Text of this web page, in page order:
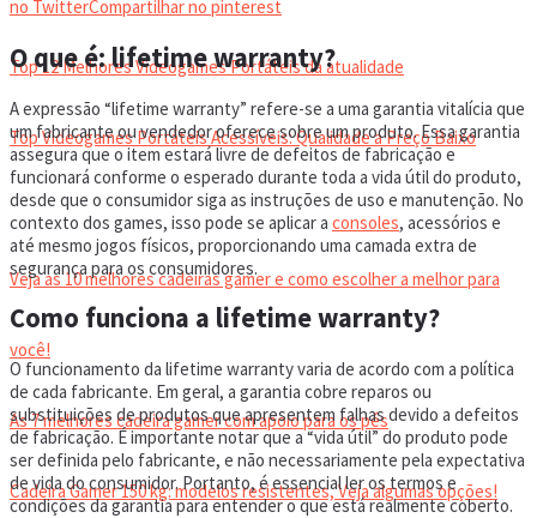
Top 12 Melhores Videogames Portáteis da atualidade
Top Videogames Portáteis Acessíveis: Qualidade a Preço Baixo
CADEIRA GAMER
Veja as 10 melhores cadeiras gamer e como escolher a melhor para
você!
As 7 melhores cadeira gamer com apoio para os pés
Cadeira Gamer 150 kg: modelos resistentes, Veja algumas opções!
no TwitterCompartilhar no pinterest
O que é: lifetime warranty?
A expressão “lifetime warranty” refere-se a uma garantia vitalícia que
um fabricante ou vendedor oferece sobre um produto. Essa garantia
assegura que o item estará livre de defeitos de fabricação e
funcionará conforme o esperado durante toda a vida útil do produto,
desde que o consumidor siga as instruções de uso e manutenção. No
contexto dos games, isso pode se aplicar a consoles, acessórios e
até mesmo jogos físicos, proporcionando uma camada extra de
segurança para os consumidores.
Como funciona a lifetime warranty?
O funcionamento da lifetime warranty varia de acordo com a política
de cada fabricante. Em geral, a garantia cobre reparos ou
substituições de produtos que apresentem falhas devido a defeitos
de fabricação. É importante notar que a “vida útil” do produto pode
ser definida pelo fabricante, e não necessariamente pela expectativa
de vida do consumidor. Portanto, é essencial ler os termos e
condições da garantia para entender o que está realmente coberto.